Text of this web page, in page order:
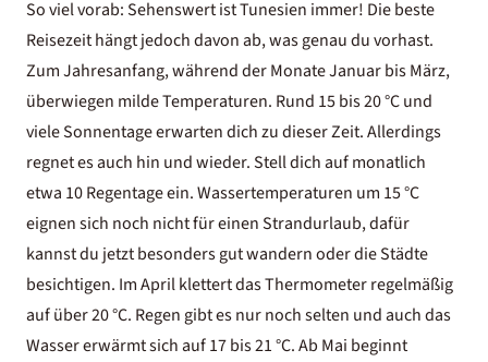
So viel vorab: Sehenswert ist Tunesien immer! Die beste
Reisezeit hängt jedoch davon ab, was genau du vorhast.
Zum Jahresanfang, während der Monate Januar bis März,
überwiegen milde Temperaturen. Rund 15 bis 20 °C und
viele Sonnentage erwarten dich zu dieser Zeit. Allerdings
regnet es auch hin und wieder. Stell dich auf monatlich
etwa 10 Regentage ein. Wassertemperaturen um 15 °C
eignen sich noch nicht für einen Strandurlaub, dafür
kannst du jetzt besonders gut wandern oder die Städte
besichtigen. Im April klettert das Thermometer regelmäßig
auf über 20 °C. Regen gibt es nur noch selten und auch das
Wasser erwärmt sich auf 17 bis 21 °C. Ab Mai beginnt